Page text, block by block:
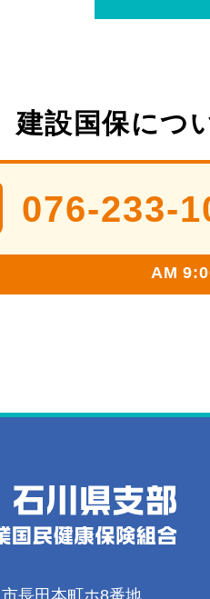
建設国保につ
076-233-
AM
長田本町ホ8番地